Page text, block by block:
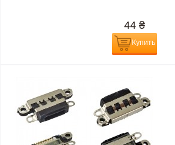
44 ₴
Купить